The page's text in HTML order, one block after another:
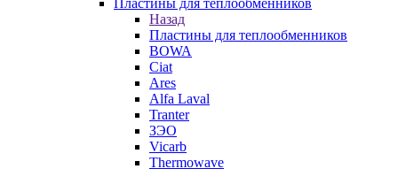
Пластины для теплообменников
Назад
Пластины для теплообменников
BOWA
Ciat
Ares
Alfa Laval
Tranter
ЗЭО
Vicarb
Thermowave